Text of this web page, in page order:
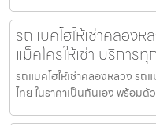
รถแบคโฮให้เช่าคลอง
แม็คโครให้เช่า บริการ
รถแบคโฮให้เช่าคลองหลวง รถ
ไทย ในราคาเป็นกันเอง พร้อม